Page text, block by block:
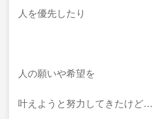
人を優先したり
人の願いや希望を
叶えようと努力してきたけど…